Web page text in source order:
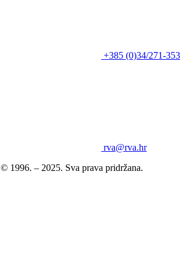
+385 (0)34/271-353
rva@rva.hr
© 1996. – 2025. Sva prava pridržana.